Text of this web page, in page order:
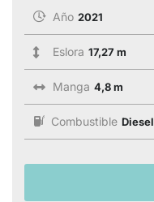
Año 2021
Eslora 17,27 m
Manga 4,8 m
Combustible Diesel